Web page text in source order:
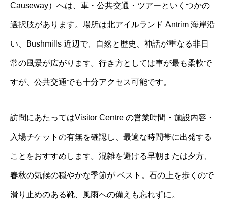
Causeway）へは、車・公共交通・ツアーといくつかの
選択肢があります。場所は北アイルランド Antrim 海岸沿
い、Bushmills 近辺で、自然と歴史、神話が重なる非日
常の風景が広がります。行き方としては車が最も柔軟で
すが、公共交通でも十分アクセス可能です。
訪問にあたってはVisitor Centre の営業時間・施設内容・
入場チケットの有無を確認し、最適な時間帯に出発する
ことをおすすめします。混雑を避ける早朝または夕方、
春秋の気候の穏やかな季節が ベスト。石の上を歩くので
滑り止めのある靴、風雨への備えも忘れずに。